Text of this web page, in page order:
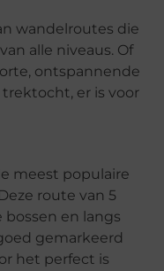
wandelroutes die
alle niveaus. Of
ontspannende
er is voor
meest populaire
route van 5
en langs
gemarkeerd
het perfect is